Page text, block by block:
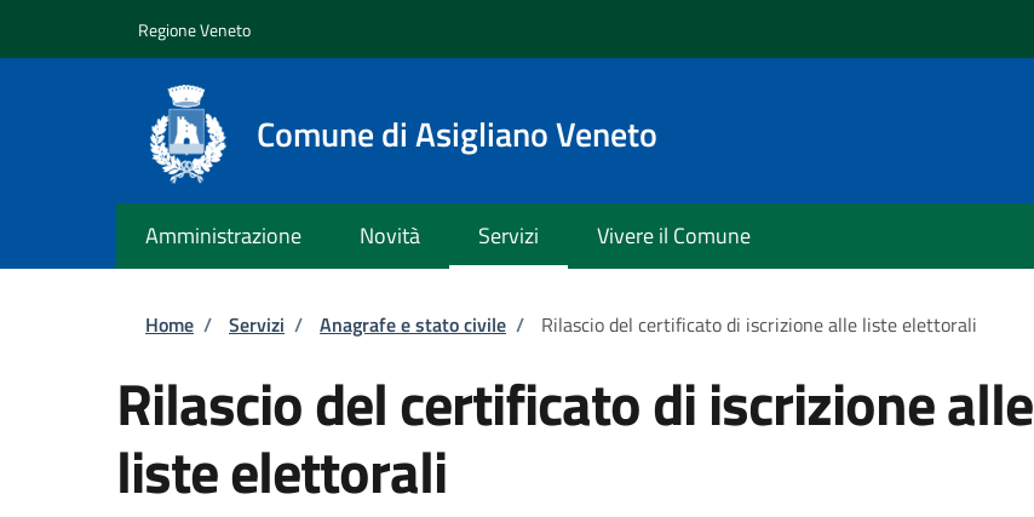
Regione Veneto
Comune di Asigliano Veneto
Amministrazione Novità Servizi Vivere il Comune
Briciole di pane
Home / Servizi / Anagrafe e stato civile / Rilascio del certificato di iscrizione alle liste elettorali
Rilascio del certificato di iscrizione alle
liste elettorali